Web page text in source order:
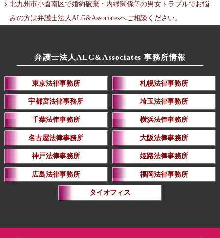
北九州市小倉南区で婚約破棄・内縁関係等の男女トラブルでお悩
みの方は弁護士法人ALG&Associatesへご相談ください。
弁護士法人ALG&Associates 事務所情報
東京法律事務所 札幌法律事務所
宇都宮法律事務所 埼玉法律事務所
千葉法律事務所 横浜法律事務所
名古屋法律事務所 大阪法律事務所
神戸法律事務所 姫路法律事務所
広島法律事務所 福岡法律事務所
タイオフィス